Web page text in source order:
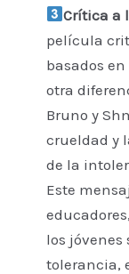
Crítica a
película
basados
otra
Bruno y
crueldad y
de la
Este
los
tolerancia,